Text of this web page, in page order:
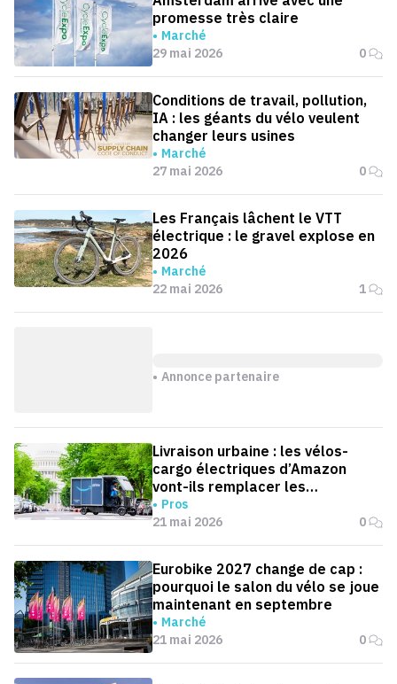
promesse très claire
Marché
29 mai 2026
0
Conditions de travail, pollution,
IA : les géants du vélo veulent
changer leurs usines
Marché
27 mai 2026
0
Les Français lâchent le VTT
électrique : le gravel explose en
2026
Marché
22 mai 2026
1
Annonce partenaire
Livraison urbaine : les vélos-
cargo électriques d’Amazon
vont-ils remplacer les
fourgonnettes ?
Pros
21 mai 2026
0
Eurobike 2027 change de cap :
pourquoi le salon du vélo se joue
maintenant en septembre
Marché
21 mai 2026
0